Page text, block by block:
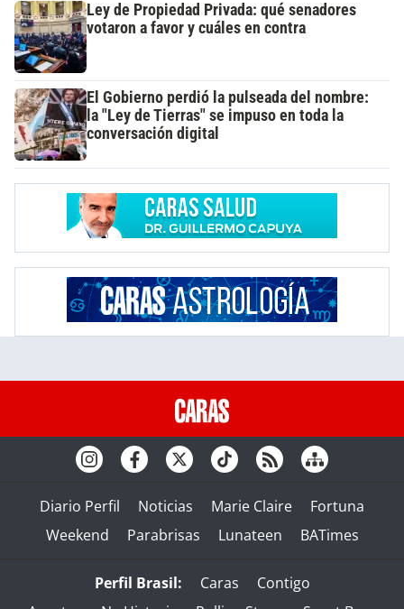
Ley de Propiedad Privada: qué senadores
votaron a favor y cuáles en contra
El Gobierno perdió la pulseada del nombre:
la "Ley de Tierras" se impuso en toda la
conversación digital
Diario Perfil Noticias Marie Claire
Fortuna
Weekend
Parabrisas Lunateen BATimes
Perfil Brasil: Caras
Contigo